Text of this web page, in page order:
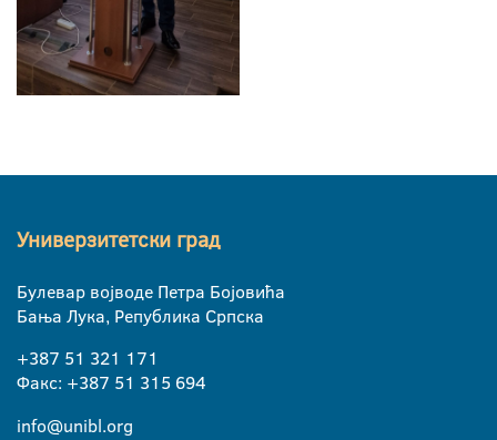
Универзитетски град
Булевар војводе Петра Бојовића
Бања Лука, Република Српска
+387 51 321 171
Факс: +387 51 315 694
info@unibl.org